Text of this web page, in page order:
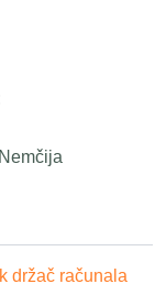
držač računala